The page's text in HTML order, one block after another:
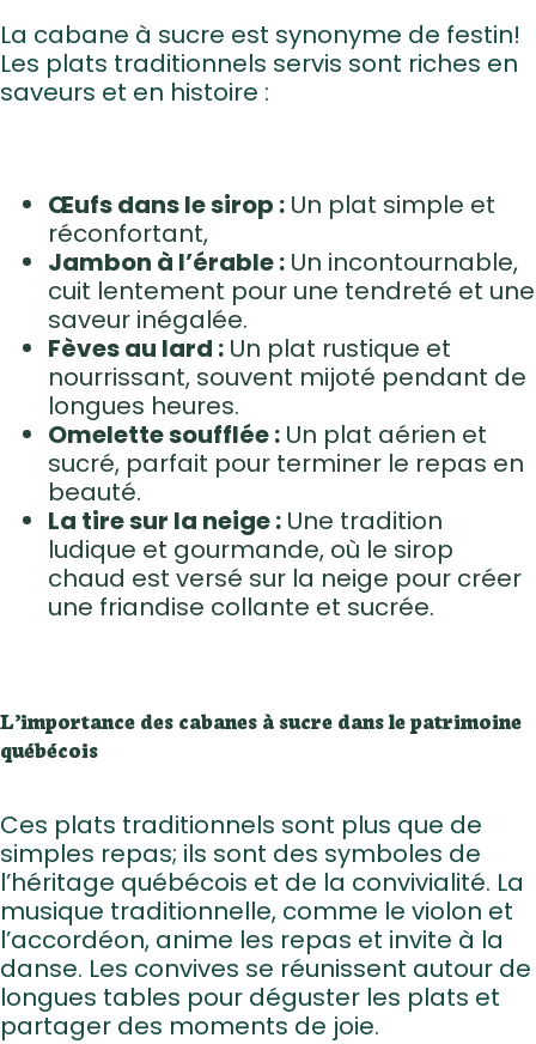
La cabane à sucre est synonyme de festin!
Les plats traditionnels servis sont riches en
saveurs et en histoire :
Œufs dans le sirop : Un plat simple et
réconfortant,
Jambon à l’érable : Un incontournable,
cuit lentement pour une tendreté et une
saveur inégalée.
Fèves au lard : Un plat rustique et
nourrissant, souvent mijoté pendant de
longues heures.
Omelette soufflée : Un plat aérien et
sucré, parfait pour terminer le repas en
beauté.
La tire sur la neige : Une tradition
ludique et gourmande, où le sirop
chaud est versé sur la neige pour créer
une friandise collante et sucrée.
L’importance des cabanes à sucre dans le patrimoine
québécois
Ces plats traditionnels sont plus que de
simples repas; ils sont des symboles de
l’héritage québécois et de la convivialité. La
musique traditionnelle, comme le violon et
l’accordéon, anime les repas et invite à la
danse. Les convives se réunissent autour de
longues tables pour déguster les plats et
partager des moments de joie.